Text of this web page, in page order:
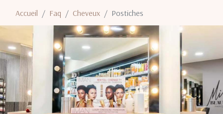
Accueil Faq Cheveux Postiches